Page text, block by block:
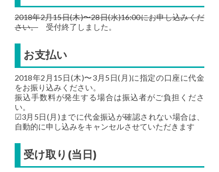
2018年2月15日(木)〜28日(水)16:00にお申し込みくだ
さい。 受付終了しました。
お支払い
2018年2月15日(木)〜3月5日(月)に指定の口座に代金
をお振り込みください。
振込手数料が発生する場合は振込者がご負担くださ
い。
☑3月5日(月)までに代金振込が確認されない場合は、
自動的に申し込みをキャンセルさせていただきます
受け取り(当日)